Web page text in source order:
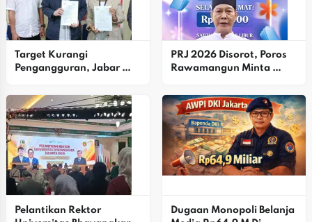
Target Kurangi
Pengangguran, Jabar
Industri Otomotif Jepang
PRJ 2026 Disorot, Poros
Rawamangun Minta
Harga Tiket
Pelantikan Rektor
Dugaan Monopoli Belanja